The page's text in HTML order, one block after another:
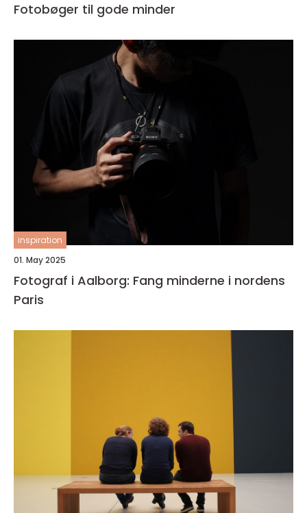
Fotobøger til gode minder
inspiration
01. May 2025
Fotograf i Aalborg: Fang minderne i nordens
Paris